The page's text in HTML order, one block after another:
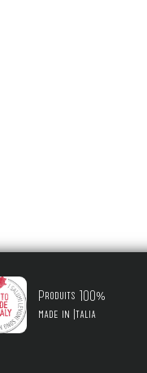
Produits 100%
made in Italia